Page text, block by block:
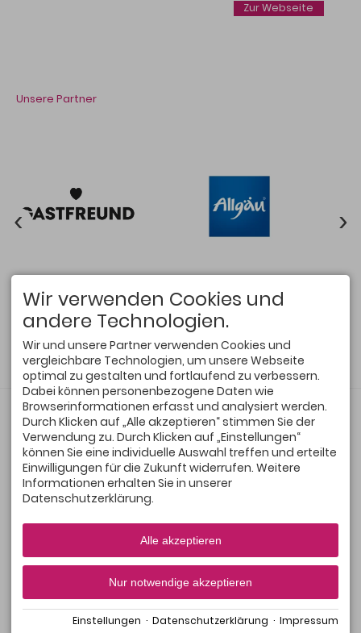
Zur Webseite
Unsere Partner
LOCATION
bigBOX
Kotterner Str. 64
87435 Kempten (Allgäu)
ANREISE & PARKEN
Der Bahnhof ist ca. 15
Gehminuten entfernt.
Parken ist im "Forum"
gegenüber möglich.
ANMELDUNG
Alle Infos unterTickets
FÖRDERER
Wir verwenden Cookies und
andere Technologien.
Wir und unsere Partner verwenden Cookies und
vergleichbare Technologien, um unsere Webseite
optimal zu gestalten und fortlaufend zu verbessern.
Dabei können personenbezogene Daten wie
Browserinformationen erfasst und analysiert werden.
Durch Klicken auf „Alle akzeptieren“ stimmen Sie der
Verwendung zu. Durch Klicken auf „Einstellungen“
können Sie eine individuelle Auswahl treffen und erteilte
Einwilligungen für die Zukunft widerrufen. Weitere
Informationen erhalten Sie in unserer
Datenschutzerklärung.
Alle akzeptieren
Nur notwendige akzeptieren
Einstellungen · Datenschutzerklärung · Impressum